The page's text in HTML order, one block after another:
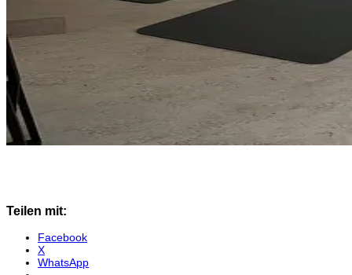
Teilen mit:
Facebook
X
WhatsApp